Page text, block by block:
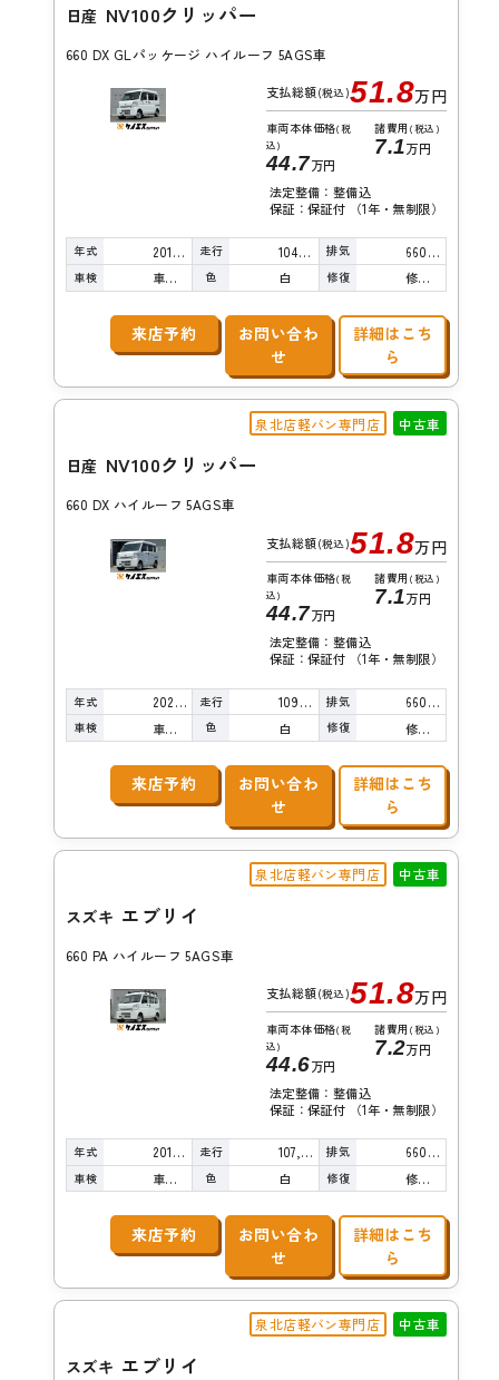
日産 NV100クリッパー
660 DX GLパッケージ ハイルーフ 5AGS車
支払総額(税込)51.8万円
車両本体価格(税
込)
44.7万円
諸費用 (税込)
7.1万円
法定整備：整備込
保証：保証付 （1年・無制限）
年式 2017年 走行 104,000km 排気 660cc
車検 車検整備付 色 白 修復 修復歴無し
来店予約
お問い合わ
せ
詳細はこち
ら
泉北店軽バン専門店 中古車
日産 NV100クリッパー
660 DX ハイルーフ 5AGS車
支払総額(税込)51.8万円
車両本体価格(税
込)
44.7万円
諸費用 (税込)
7.1万円
法定整備：整備込
保証：保証付 （1年・無制限）
年式 2020年 走行 109,000km 排気 660cc
車検 車検整備付 色 白 修復 修復歴無し
来店予約
お問い合わ
せ
詳細はこち
ら
泉北店軽バン専門店 中古車
スズキ エブリイ
660 PA ハイルーフ 5AGS車
支払総額(税込)51.8万円
車両本体価格(税
込)
44.6万円
諸費用 (税込)
7.2万円
法定整備：整備込
保証：保証付 （1年・無制限）
年式 2016年 走行 107,000km 排気 660cc
車検 車検整備付 色 白 修復 修復歴無し
来店予約
お問い合わ
せ
詳細はこち
ら
泉北店軽バン専門店 中古車
スズキ エブリイ